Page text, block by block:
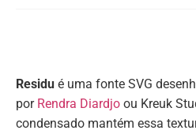
Residu é uma fonte SVG
por Rendra Diardjo ou Kreuk
condensado mantém essa